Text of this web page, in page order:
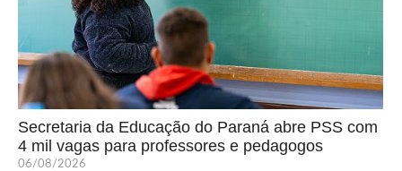
Secretaria da Educação do Paraná abre PSS com
4 mil vagas para professores e pedagogos
06/08/2026